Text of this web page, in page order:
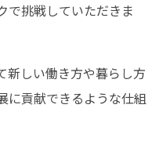
で挑戦していただきま
新しい働き方や暮らし方
に貢献できるような仕組